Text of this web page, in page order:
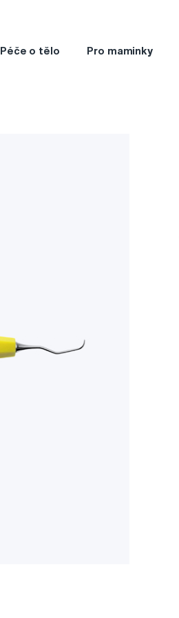
Péče o tělo Pro maminky